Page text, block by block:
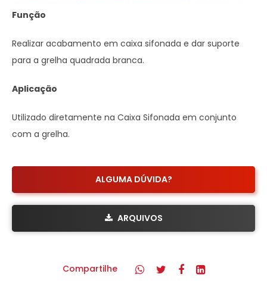
Função
Realizar acabamento em caixa sifonada e dar suporte
para a grelha quadrada branca.
Aplicação
Utilizado diretamente na Caixa Sifonada em conjunto
com a grelha.
ALGUMA DÚVIDA?
ARQUIVOS
Compartilhe